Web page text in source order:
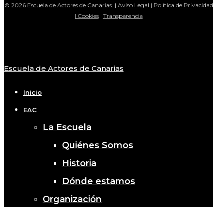
© 2026 Escuela de Actores de Canarias. | Aviso Legal | Política de Privacidad
| Cookies| Transparencia
Close
Escuela de Actores de Canarias
Inicio
EAC
La Escuela
Quiénes Somos
Historia
Dónde estamos
Organización